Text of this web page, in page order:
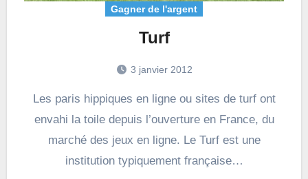
Gagner de l'argent
Turf
3 janvier 2012
Les paris hippiques en ligne ou sites de turf ont
envahi la toile depuis l’ouverture en France, du
marché des jeux en ligne. Le Turf est une
institution typiquement française…